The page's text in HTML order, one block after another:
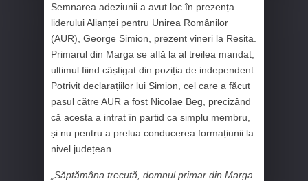
Semnarea adeziunii a avut loc în prezența
liderului Alianței pentru Unirea Românilor
(AUR), George Simion, prezent vineri la Reșița.
Primarul din Marga se află la al treilea mandat,
ultimul fiind câștigat din poziția de independent.
Potrivit declarațiilor lui Simion, cel care a făcut
pasul către AUR a fost Nicolae Beg, precizând
că acesta a intrat în partid ca simplu membru,
și nu pentru a prelua conducerea formațiunii la
nivel județean.
„Săptămâna trecută, domnul primar din Marga